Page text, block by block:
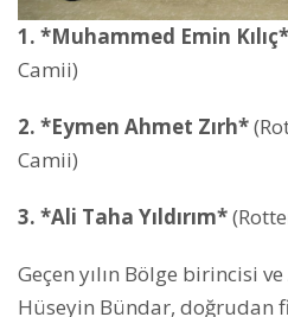
1. *Muhammed Emin Kılıç*
Camii)
2. *Eymen Ahmet Zırh*
Camii)
3. *Ali Taha Yıldırım*
Geçen yılın Bölge birincisi
Hüseyin Bündar, doğrudan